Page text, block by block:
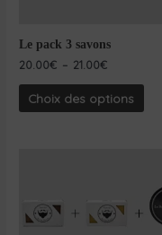
Le pack 3 savons
20.00€ – 21.00€
Choix des options